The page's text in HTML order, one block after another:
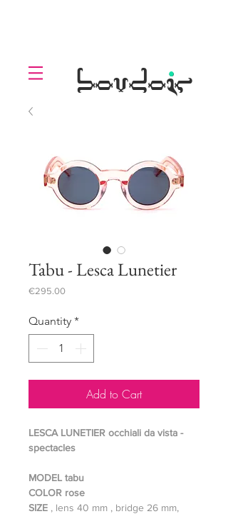
boudoir
.
Tabu - Lesca Lunetier
€295.00Price
Quantity *
Add to Cart
LESCA LUNETIER occhiali da vista -
spectacles
MODEL tabu
COLOR rose
SIZE , lens 40 mm , bridge 26 mm,